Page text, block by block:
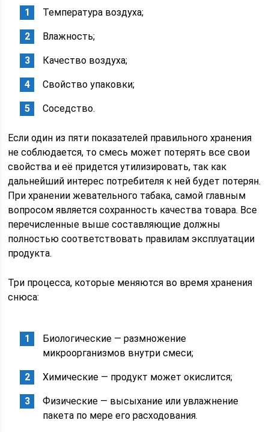
Температура воздуха;
Влажность;
Качество воздуха;
Свойство упаковки;
Соседство.
Если один из пяти показателей правильного хранения
не соблюдается, то смесь может потерять все свои
свойства и её придется утилизировать, так как
дальнейший интерес потребителя к ней будет потерян.
При хранении жевательного табака, самой главным
вопросом является сохранность качества товара. Все
перечисленные выше составляющие должны
полностью соответствовать правилам эксплуатации
продукта.
Три процесса, которые меняются во время хранения
снюса:
Биологические — размножение
микроорганизмов внутри смеси;
Химические — продукт может окислится;
Физические — высыхание или увлажнение
пакета по мере его расходования.